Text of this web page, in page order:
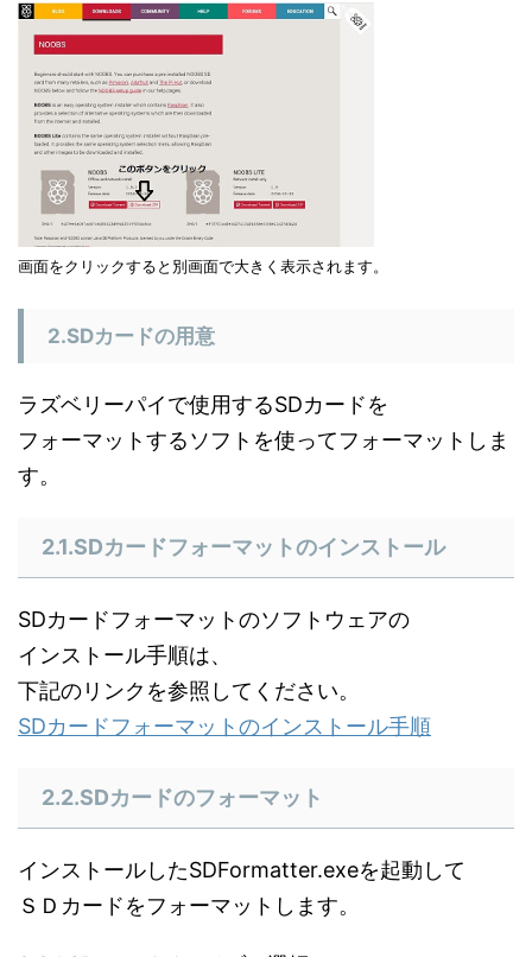
画面をクリックすると別画面で大きく表示されます。
2.SDカードの用意
ラズベリーパイで使用するSDカードを
フォーマットするソフトを使ってフォーマットしま
す。
2.1.SDカードフォーマットのインストール
SDカードフォーマットのソフトウェアの
インストール手順は、
下記のリンクを参照してください。
SDカードフォーマットのインストール手順
2.2.SDカードのフォーマット
インストールしたSDFormatter.exeを起動して
ＳＤカードをフォーマットします。